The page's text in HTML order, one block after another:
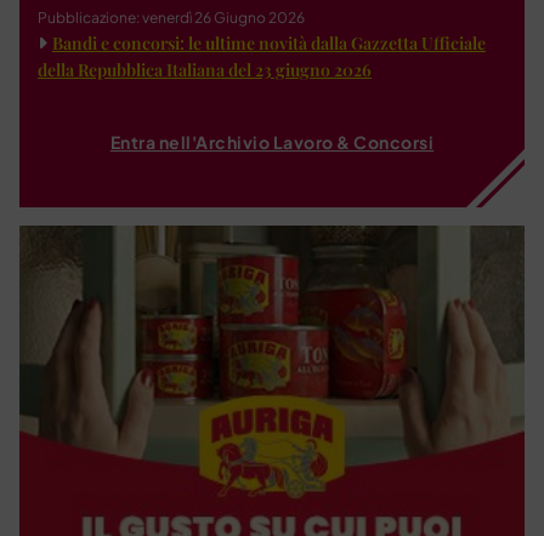
Pubblicazione: venerdì 26 Giugno 2026
Bandi e concorsi: le ultime novità dalla Gazzetta Ufficiale
della Repubblica Italiana del 23 giugno 2026
Entra nell'Archivio Lavoro & Concorsi